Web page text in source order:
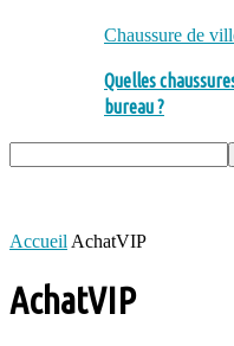
Chaussure de
Quelles
bureau ?
Accueil AchatVIP
AchatVIP